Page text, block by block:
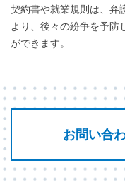
契約書や就業規則は、弁
より、後々の紛争を予防
ができます。
お問い合